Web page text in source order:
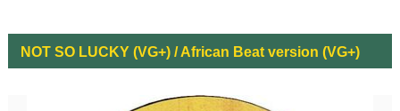
NOT SO LUCKY (VG+) / African Beat version (VG+)